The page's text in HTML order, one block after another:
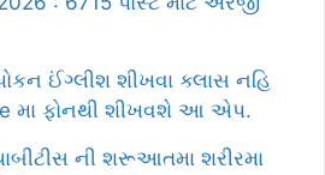
ઈંગ્લીશ શીખવા ક્લાસ નહિ
મા ફોનથી શીખવશે આ એપ.
ની શરૂઆતમા શરીરમા